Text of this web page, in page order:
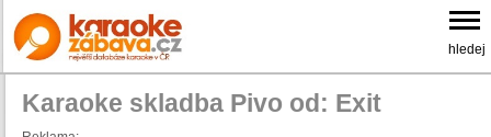
hledej
Karaoke skladba Pivo od: Exit